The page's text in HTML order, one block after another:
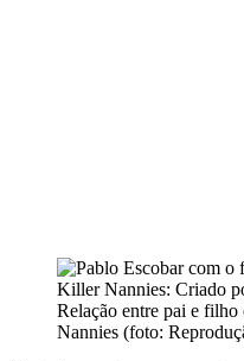
Relação entre pai e
Nannies (foto: